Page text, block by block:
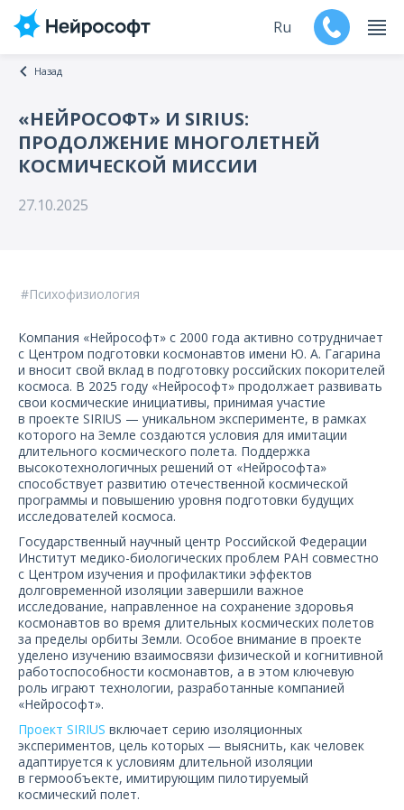
Продукты
Дилеры
О компании
Карьера
Ru
Назад
«НЕЙРОСОФТ» И SIRIUS:
ПРОДОЛЖЕНИЕ МНОГОЛЕТНЕЙ
КОСМИЧЕСКОЙ МИССИИ
27.10.2025
Психофизиология
Компания «Нейрософт» с 2000 года активно сотрудничает
с Центром подготовки космонавтов имени Ю. А. Гагарина
и вносит свой вклад в подготовку российских покорителей
космоса. В 2025 году «Нейрософт» продолжает развивать
свои космические инициативы, принимая участие
в проекте SIRIUS — уникальном эксперименте, в рамках
которого на Земле создаются условия для имитации
длительного космического полета. Поддержка
высокотехнологичных решений от «Нейрософта»
способствует развитию отечественной космической
программы и повышению уровня подготовки будущих
исследователей космоса.
Государственный научный центр Российской Федерации
Институт медико-биологических проблем РАН совместно
с Центром изучения и профилактики эффектов
долговременной изоляции завершили важное
исследование, направленное на сохранение здоровья
космонавтов во время длительных космических полетов
за пределы орбиты Земли. Особое внимание в проекте
уделено изучению взаимосвязи физической и когнитивной
работоспособности космонавтов, а в этом ключевую
роль играют технологии, разработанные компанией
«Нейрософт».
Проект SIRIUS включает серию изоляционных
экспериментов, цель которых — выяснить, как человек
адаптируется к условиям длительной изоляции
в гермообъекте, имитирующим пилотируемый
космический полет.